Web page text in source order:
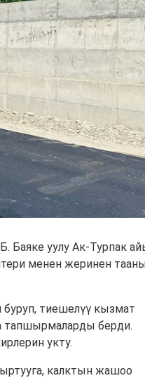
Баяке уулу Ак-Турпак
менен жеринен
тиешелүү кызмат
тапшырмаларды берди.
укту.
калктын жашоо